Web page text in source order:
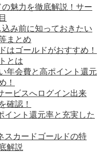
魅力を徹底解説！サー
み前に知っておきたい
まとめ
はゴールドがおすすめ！
とは
年会費と高ポイント還元
！
ービスへログイン出来
確認！
イント還元率と充実した
スカードゴールドの特
解説